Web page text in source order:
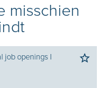
misschien
job openings I